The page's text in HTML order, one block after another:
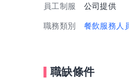
員工制服 公司提供
職務類別 餐飲服務人
職缺條件